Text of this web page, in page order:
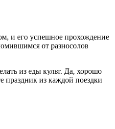
и его успешное прохождение
от разносолов
из еды культ. Да, хорошо
из каждой поездки